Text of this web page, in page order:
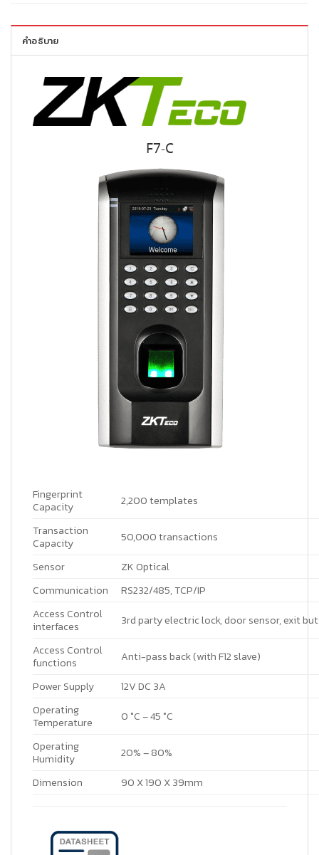
คำอธิบาย
F7-C
Fingerprint
Capacity
2,200 templates
Transaction
Capacity
50,000 transactions
Sensor
ZK Optical
Communication
RS232/485, TCP/IP
Access Control
interfaces
3rd party electric lock, door sensor, exit
Access Control
functions
Anti-pass back (with F12 slave)
Power Supply
12V DC 3A
Operating
Temperature
0 °C – 45 °C
Operating
Humidity
20% – 80%
Dimension
90 X 190 X 39mm